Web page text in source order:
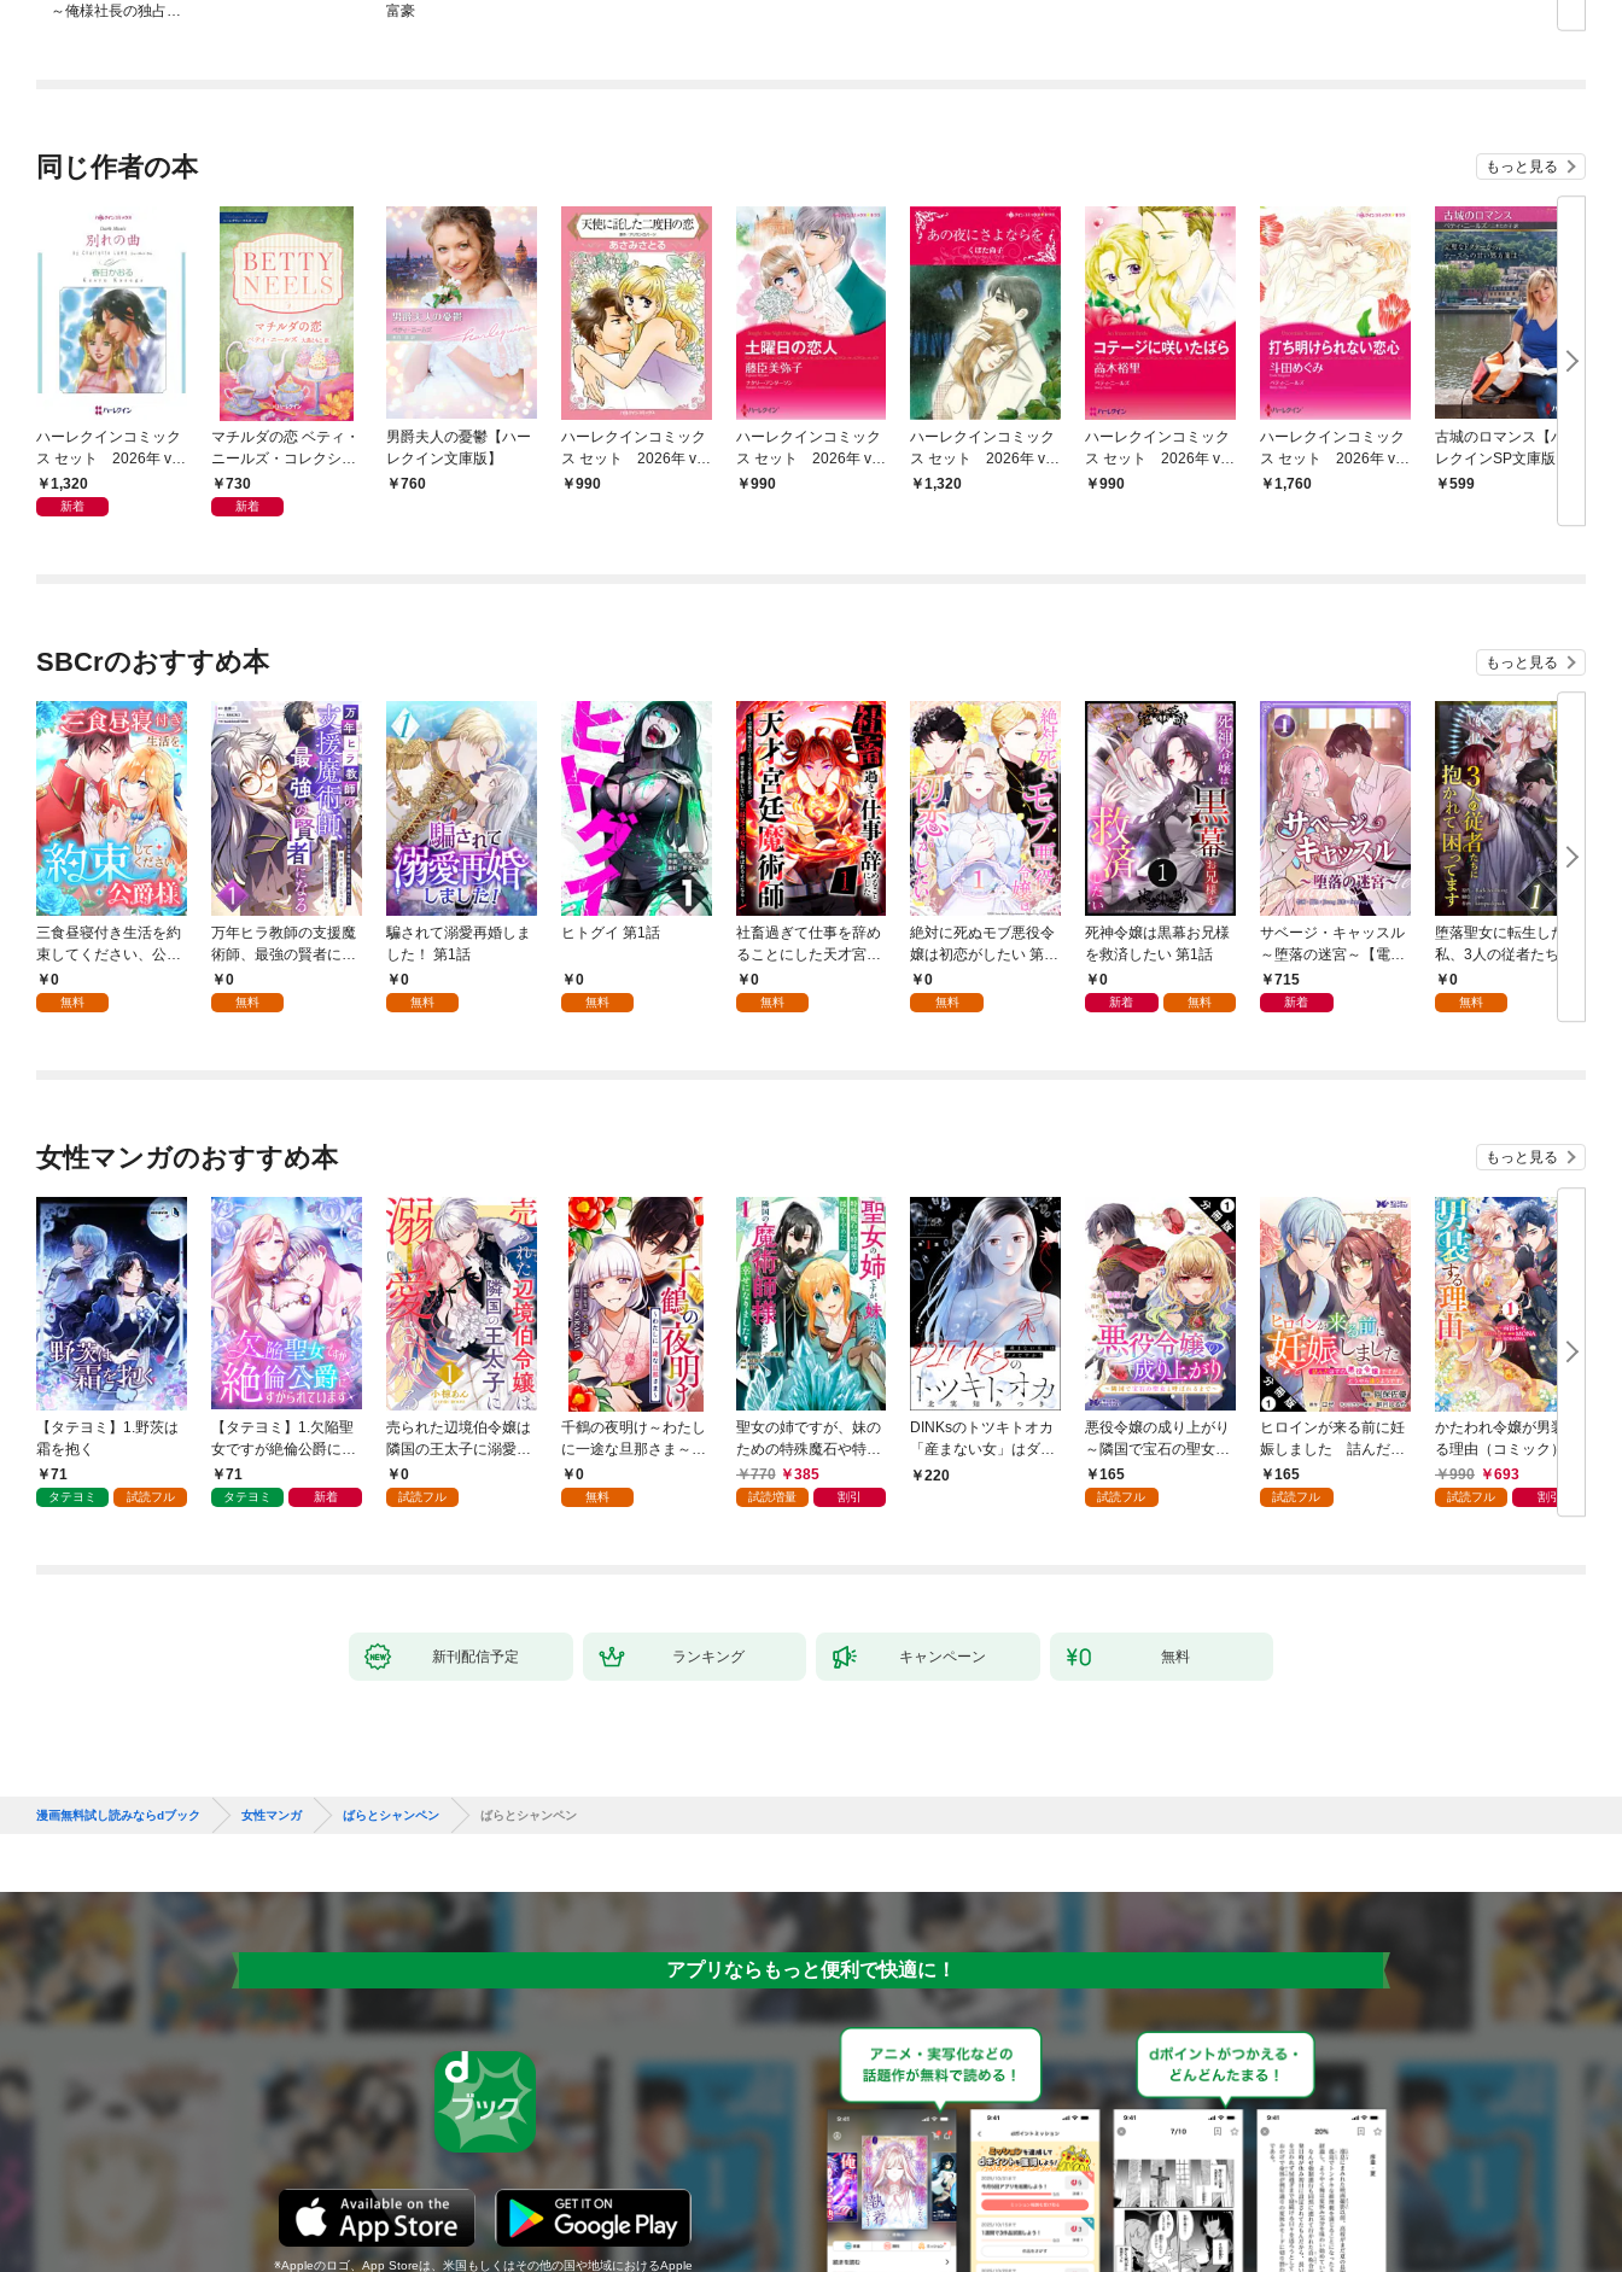
～俺様社長の独占溺
富豪
同じ作者の本 もっと見る
ハーレクインコミック
ス セット 2026年 vo
l.1016
1,320
新着
マチルダの恋 ベティ・
ニールズ・コレクショ
ン【ハーレクイン・マ
スターピース版】
730
新着
男爵夫人の憂鬱【ハー
レクイン文庫版】
760
ハーレクインコミック
ス セット 2026年 vo
l.791
990
ハーレクインコミック
ス セット 2026年 vo
l.777
990
ハーレクインコミック
ス セット 2026年 vo
l.839
1,320
ハーレクインコミック
ス セット 2026年 vo
l.778
990
ハーレクインコミック
ス セット 2026年 vo
l.904
1,760
古城のロマンス【ハー
レクインSP文庫版】
599
SBCrのおすすめ本 もっと見る
三食昼寝付き生活を約
束してください、公爵
様 1話
0
無料
万年ヒラ教師の支援魔
術師、最強の賢者にな
る～不人気の支援魔術
師は給料泥棒だと魔術
0
無料
騙されて溺愛再婚しま
した！ 第1話
0
無料
ヒトグイ 第1話
0
無料
社畜過ぎて仕事を辞め
ることにした天才宮廷
魔術師～辺境の地でス
ローライフを夢見る
0
無料
絶対に死ぬモブ悪役令
嬢は初恋がしたい 第1
話0
無料
死神令嬢は黒幕お兄様
を救済したい 第1話
0
新着 無料
サベージ・キャッスル
～堕落の迷宮～【電子
単行本版】 第1巻
715
新着
堕落聖女に転生した
私、3人の従者たちに
抱かれて困ってます 第
1話
0
無料
女性マンガのおすすめ本 もっと見る
【タテヨミ】1.野茨は
霜を抱く
71
タテヨミ 試読フル
【タテヨミ】1.欠陥聖
女ですが絶倫公爵にす
がられています
71
タテヨミ 新着
売られた辺境伯令嬢は
隣国の王太子に溺愛さ
れる 1
0
試読フル
千鶴の夜明け～わたし
に一途な旦那さま～
【分冊版】 1話「北条
家の生贄（１）」
0
無料
聖女の姉ですが、妹の
ための特殊魔石や特殊
薬草の採取をやめた
ら、隣国の魔術師様の
770 385
試読増量 割引
DINKsのトツキトオカ
「産まない女」はダメ
ですか？（分冊版）
220
悪役令嬢の成り上がり
～隣国で宝石の聖女と
呼ばれるまで～（コミ
ック） 分冊版 1
165
試読フル
ヒロインが来る前に妊
娠しました 詰んだは
ずの悪役令嬢ですが、
どうやら違うようです
165
試読フル
かたわれ令嬢が男装す
る理由（コミック） 1
990
693
試読フル 割引
新刊配信予定 ランキング キャンペーン 無料
漫画無料試し読みならdブック 女性マンガ ばらとシャンペン ばらとシャンペン
アプリならもっと便利で快適に！
Appleのロゴ、App Storeは、米国もしくはその他の国や地域におけるApple